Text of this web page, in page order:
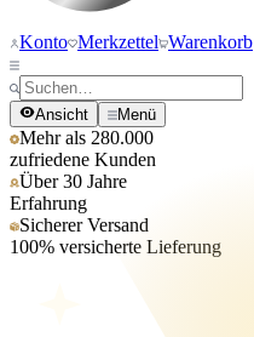
Konto Merkzettel Warenkorb
Ansicht Menü
Mehr als 280.000
zufriedene Kunden
Über 30 Jahre
Erfahrung
Sicherer Versand
100% versicherte Lieferung